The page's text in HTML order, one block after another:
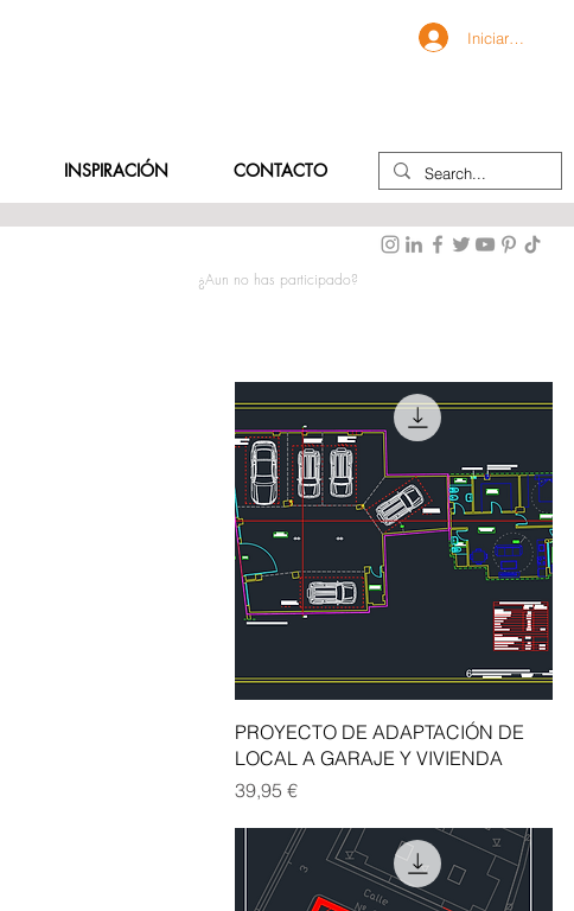
INSPIRACIÓN CONTACTO
Iniciar sesión
¿Aun no has participado?
Vista rápida
PROYECTO DE ADAPTACIÓN DE
LOCAL A GARAJE Y VIVIENDA
Precio
39,95 €